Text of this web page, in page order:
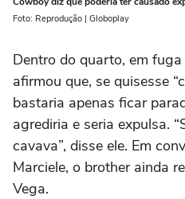
Foto: Reprodução | Globoplay
Dentro do quarto, em
afirmou que, se quisesse
bastaria apenas ficar
agrediria e seria expulsa.
cavava”, disse ele. Em
Marciele, o brother ainda
Vega.